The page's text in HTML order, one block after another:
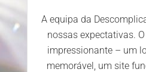
A equipa da
nossas expectativas.
impressionante – um
memorável, um site